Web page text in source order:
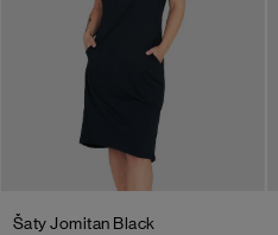
Šaty Jomitan Black